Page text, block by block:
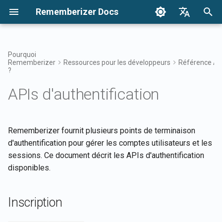
Rememberizer Docs
Deutsch
简体中文
n
i
l
i
Qu'est-ce que les
bases de données
vectorielles ?
Glossaire
Terminologie standardisée
Commencer
Rechercher vos
Connaissances communes
Gérer vos connaissances
Intégrations
Aperçu des intégrations
Application Rememberizer
Slack
Intégration Rememberizer
Options d'intégration Aperçu
Enregistrement et utilisation
Enregistrement des
applications Rememberizer
Autorisation des applications
Création d'un Rememberizer
Aperçu de l'intégration
Inscription
POST /auth/signup/
Connexion
POST /auth/signin/
Ajouter un nouveau document
vecteurs
documents dans un magasin
de vecteurs
Obtenir les informations d'un
document
Obtenir les informations du
magasin de vecteurs
Avis Conditions d'utilisation
Politique de confidentialité
Versions
Versions 2025
Versions 2024
Rememberizer LLM
Pourquoi
Rememberizer
?
Ressources pour les développeurs Référence
APIs d'authentification
Rememberizer fournit plusieurs points de terminaison
d'authentification pour gérer les comptes utilisateurs et les
sessions. Ce document décrit les APIs d'authentification
disponibles.
Inscription